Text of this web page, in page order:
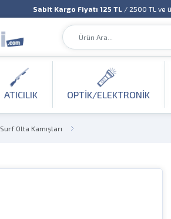
Sabit Kargo Fiyatı 125 TL / 2500 TL ve
ATICILIK OPTIK/ELEKTRONIK
Surf Olta Kamışları